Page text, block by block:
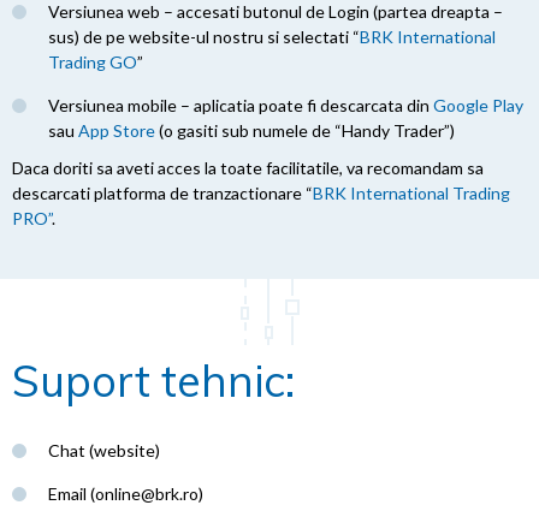
Versiunea web – accesati butonul de Login (partea dreapta –
sus) de pe website-ul nostru si selectati “BRK International
Trading GO”
Versiunea mobile – aplicatia poate fi descarcata din Google Play
sau App Store(o gasiti sub numele de “Handy Trader”)
Daca doriti sa aveti acces la toate facilitatile, va recomandam sa
descarcati platforma de tranzactionare “BRK International Trading
PRO”.
Suport tehnic:
Chat (website)
Email (online@brk.ro)